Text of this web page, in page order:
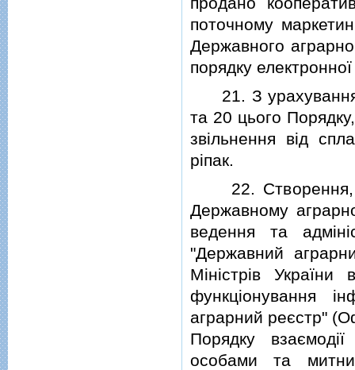
поточному
Державного
порядку
21. З
та 20 цього
звiльнення вiд
рiпак.
22. Створення,
Державному
ведення та
"Державний
Мiнiстрiв
функцiонування
аграрний реєстр"
Порядку
особами та